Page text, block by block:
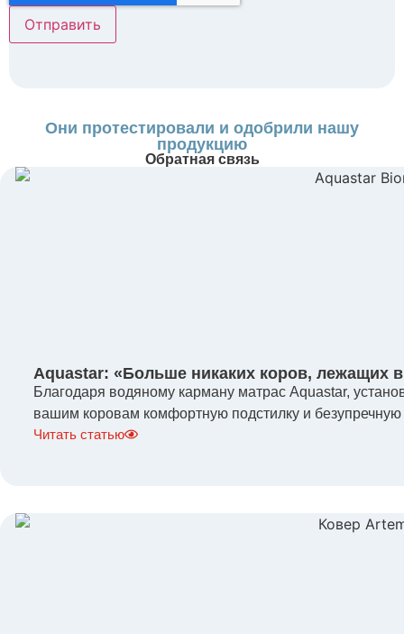
Они протестировали и одобрили нашу
продукцию
Обратная связь
Aquastar: «Больше никаких коров, лежащих
Благодаря водяному карману матрас Aquastar,
вашим коровам комфортную подстилку и безупречную
Читать статью